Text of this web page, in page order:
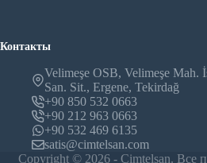
Контакты
Velimeşe OSB, Velimeşe Mah.
San. Sit., Ergene, Tekirdağ
+90 850 532 0663
+90 212 963 0663
+90 532 469 6135
satis@cimtelsan.com
Copyright © 2026 - Çimtelsan. Все